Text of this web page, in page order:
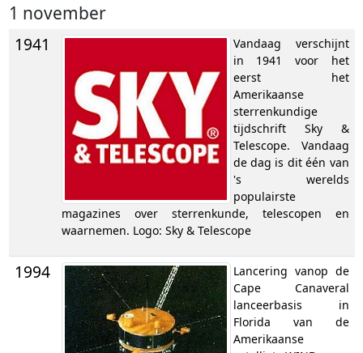
1 november
1941
Vandaag verschijnt
in 1941 voor het
eerst het
Amerikaanse
sterrenkundige
tijdschrift Sky &
Telescope. Vandaag
de dag is dit één van
's werelds
populairste
magazines over sterrenkunde, telescopen en
waarnemen. Logo: Sky & Telescope
1994
Lancering vanop de
Cape Canaveral
lanceerbasis in
Florida van de
Amerikaanse